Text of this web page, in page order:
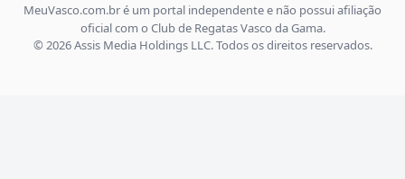
MeuVasco.com.br é um portal independente e não possui afiliação
oficial com o Club de Regatas Vasco da Gama.
© 2026 Assis Media Holdings LLC. Todos os direitos reservados.